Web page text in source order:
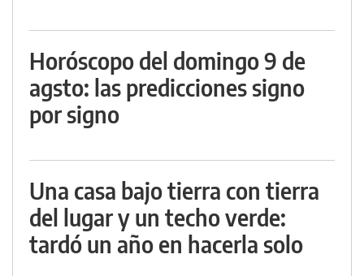
Horóscopo del domingo 9 de
agsto: las predicciones signo
por signo
Una casa bajo tierra con tierra
del lugar y un techo verde:
tardó un año en hacerla solo